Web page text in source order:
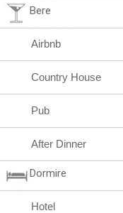
Bere
Airbnb
Country House
Pub
After Dinner
Dormire
Hotel